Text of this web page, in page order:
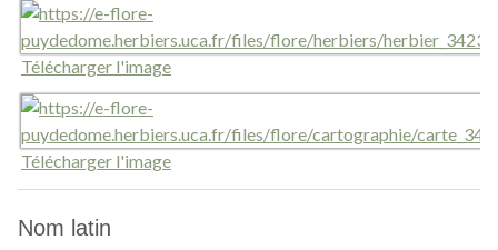
Télécharger l'image
Télécharger l'image
Nom latin